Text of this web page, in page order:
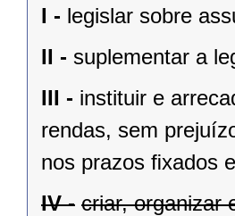
I - legislar sobre
II - suplementar a
III - instituir e
rendas, sem
nos prazos ﬁxados
IV - criar, organizar